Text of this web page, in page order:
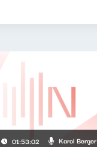
01:53:02 Karol Berger